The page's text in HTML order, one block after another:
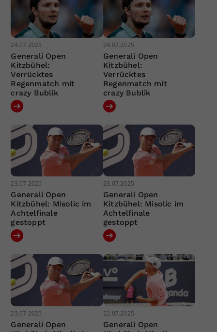
24.07.2025
Generali Open
Kitzbühel:
Verrücktes
Regenmatch mit
crazy Bublik
24.07.2025
Generali Open
Kitzbühel:
Verrücktes
Regenmatch mit
crazy Bublik
23.07.2025
Generali Open
Kitzbühel: Misolic im
Achtelfinale
gestoppt
23.07.2025
Generali Open
Kitzbühel: Misolic im
Achtelfinale
gestoppt
23.07.2025
Generali Open
22.07.2025
Generali Open